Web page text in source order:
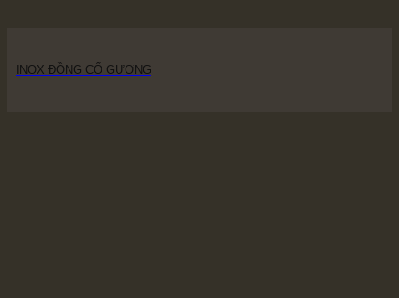
INOX ĐỒNG CỔ GƯƠNG